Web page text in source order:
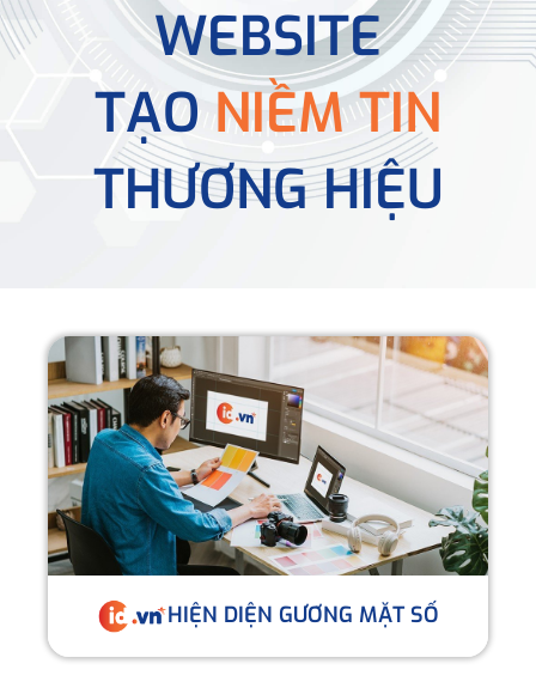
WEBSITE
TẠONIỀM TIN
THƯƠNG HIỆU
HIỆN DIỆN GƯƠNG MẶT SỐ